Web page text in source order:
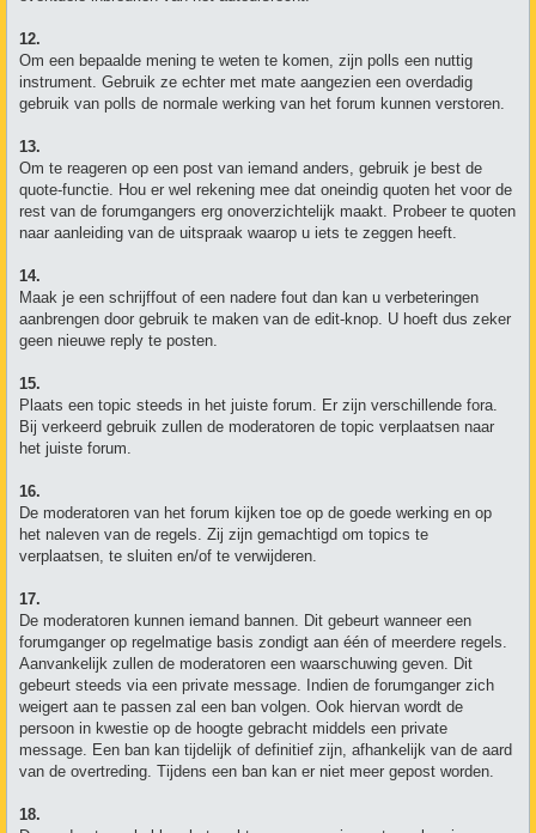
12.
Om een bepaalde mening te weten te komen, zijn polls een nuttig
instrument. Gebruik ze echter met mate aangezien een overdadig
gebruik van polls de normale werking van het forum kunnen verstoren.
13.
Om te reageren op een post van iemand anders, gebruik je best de
quote-functie. Hou er wel rekening mee dat oneindig quoten het voor de
rest van de forumgangers erg onoverzichtelijk maakt. Probeer te quoten
naar aanleiding van de uitspraak waarop u iets te zeggen heeft.
14.
Maak je een schrijffout of een nadere fout dan kan u verbeteringen
aanbrengen door gebruik te maken van de edit-knop. U hoeft dus zeker
geen nieuwe reply te posten.
15.
Plaats een topic steeds in het juiste forum. Er zijn verschillende fora.
Bij verkeerd gebruik zullen de moderatoren de topic verplaatsen naar
het juiste forum.
16.
De moderatoren van het forum kijken toe op de goede werking en op
het naleven van de regels. Zij zijn gemachtigd om topics te
verplaatsen, te sluiten en/of te verwijderen.
17.
De moderatoren kunnen iemand bannen. Dit gebeurt wanneer een
forumganger op regelmatige basis zondigt aan één of meerdere regels.
Aanvankelijk zullen de moderatoren een waarschuwing geven. Dit
gebeurt steeds via een private message. Indien de forumganger zich
weigert aan te passen zal een ban volgen. Ook hiervan wordt de
persoon in kwestie op de hoogte gebracht middels een private
message. Een ban kan tijdelijk of definitief zijn, afhankelijk van de aard
van de overtreding. Tijdens een ban kan er niet meer gepost worden.
18.